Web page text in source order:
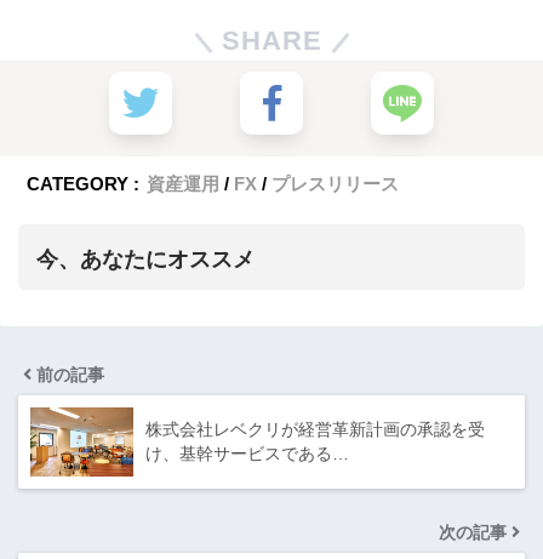
SHARE
CATEGORY : 資産運用 FX プレスリリース
今、あなたにオススメ
前の記事
株式会社レベクリが経営革新計画の承認を受
け、基幹サービスである…
次の記事